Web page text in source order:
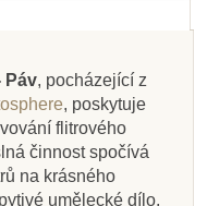
Na dotaz
Sada
- Sablimage:
Na dotaz
Sentosphere
Pískové
Na dotaz
Sentosphere
Sablimage mini:
Na dotaz
Sada
- Sablimage:
Páv, pocházející z
, poskytuje
flitrového
činnost spočívá
na krásného
umělecké dílo.